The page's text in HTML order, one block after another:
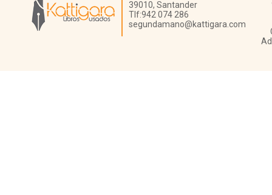
39010, Santander
Tlf:942 074 286
segundamano@kattigara.com